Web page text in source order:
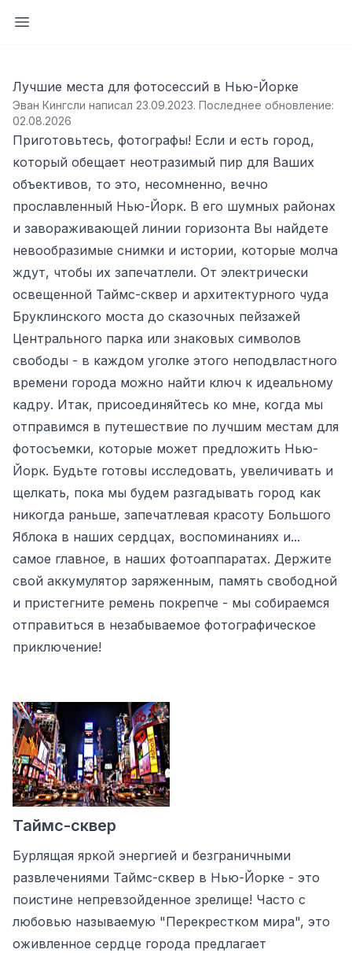
Открыть боковую панель
Лучшие места для фотосессий в Нью-Йорке
Эван Кингсли написал 23.09.2023. Последнее обновление:
02.08.2026
Приготовьтесь, фотографы! Если и есть город,
который обещает неотразимый пир для Ваших
объективов, то это, несомненно, вечно
прославленный Нью-Йорк. В его шумных районах
и завораживающей линии горизонта Вы найдете
невообразимые снимки и истории, которые молча
ждут, чтобы их запечатлели. От электрически
освещенной Таймс-сквер и архитектурного чуда
Бруклинского моста до сказочных пейзажей
Центрального парка или знаковых символов
свободы - в каждом уголке этого неподвластного
времени города можно найти ключ к идеальному
кадру. Итак, присоединяйтесь ко мне, когда мы
отправимся в путешествие по лучшим местам для
фотосъемки, которые может предложить Нью-
Йорк. Будьте готовы исследовать, увеличивать и
щелкать, пока мы будем разгадывать город как
никогда раньше, запечатлевая красоту Большого
Яблока в наших сердцах, воспоминаниях и...
самое главное, в наших фотоаппаратах. Держите
свой аккумулятор заряженным, память свободной
и пристегните ремень покрепче - мы собираемся
отправиться в незабываемое фотографическое
приключение!
Таймс-сквер
Бурлящая яркой энергией и безграничными
развлечениями Таймс-сквер в Нью-Йорке - это
поистине непревзойденное зрелище! Часто с
любовью называемую "Перекрестком мира", это
оживленное сердце города предлагает